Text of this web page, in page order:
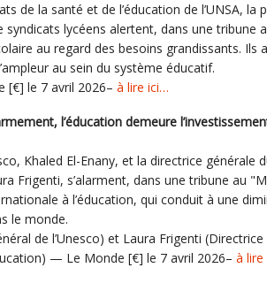
de la santé et de l’éducation de l’UNSA, la
syndicats lycéens alertent, dans une tribune
au regard des besoins grandissants. Ils
au sein du système éducatif.
[€] le 7 avril 2026– à lire ici…
l’éducation demeure
Khaled El-Enany, et la directrice générale
Frigenti, s’alarment, dans une tribune au
à l’éducation, qui conduit à une
le monde.
de l’Unesco) et Laura Frigenti
— Le Monde [€] le 7 avril 2026– à